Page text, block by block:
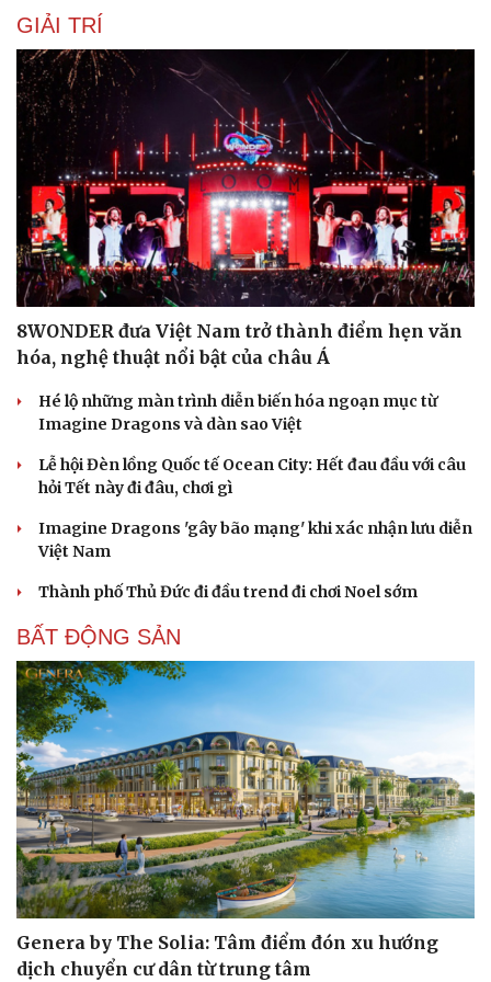
Cải chính
GIẢI TRÍ
8WONDER đưa Việt Nam trở thành điểm hẹn văn
hóa, nghệ thuật nổi bật của châu Á
Hé lộ những màn trình diễn biến hóa ngoạn mục từ
Imagine Dragons và dàn sao Việt
Lễ hội Đèn lồng Quốc tế Ocean City: Hết đau đầu với câu
hỏi Tết này đi đâu, chơi gì
Imagine Dragons 'gây bão mạng' khi xác nhận lưu diễn
Việt Nam
Thành phố Thủ Đức đi đầu trend đi chơi Noel sớm
BẤT ĐỘNG SẢN
Genera by The Solia: Tâm điểm đón xu hướng
dịch chuyển cư dân từ trung tâm